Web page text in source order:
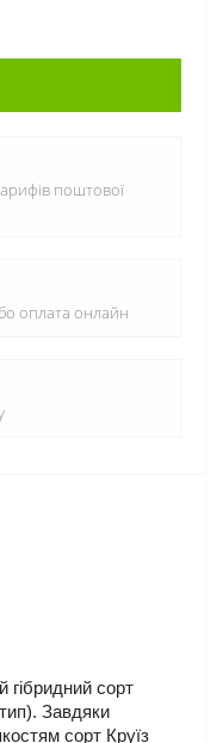
поштової
оплата онлайн
гібридний сорт
Завдяки
сорт Круїз